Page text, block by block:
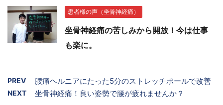
患者様の声（坐骨神経痛）
坐骨神経痛の苦しみから開放！今は仕事
も楽に。
PREV 腰痛ヘルニアにたった5分のストレッチポールで改善
NEXT 坐骨神経痛！良い姿勢で腰が疲れませんか？